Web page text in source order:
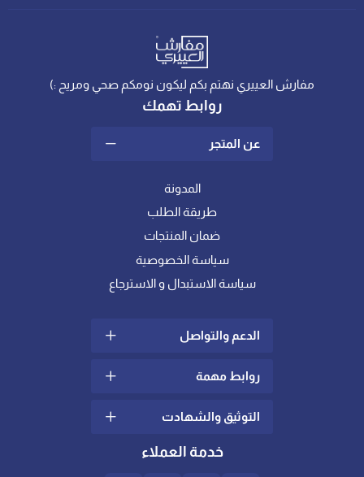
مفارش العييري نهتم بكم ليكون نومكم صحي ومريح :)
روابط تهمك
عن المتجر
المدونة
طريقة الطلب
ضمان المنتجات
سياسة الخصوصية
سياسة الاستبدال و الاسترجاع
الدعم والتواصل
سياسة الشحن والتوصيل
الدعم الفني
روابط مهمة
ما هو اللباد؟
كيف أختار خامة المفرش
المناسبة لي ؟
التوثيق والشهادت
شهادات عالمية في الجودة
خدمة العملاء